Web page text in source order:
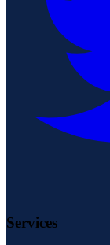
Services